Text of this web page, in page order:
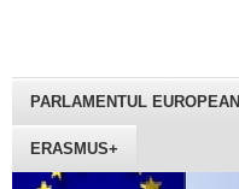
PARLAMENTUL EUROPEAN
ERASMUS+